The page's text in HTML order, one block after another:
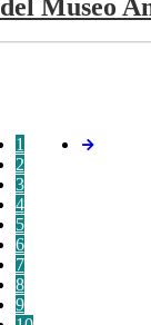
Museo
1
2
3
4
5
6
7
8
9